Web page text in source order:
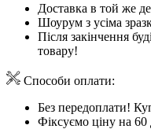
Доставка в той же
Шоурум з усіма
Після закінчення
товару!
Способи оплати:
Без передоплати!
Фіксуємо ціну на 60